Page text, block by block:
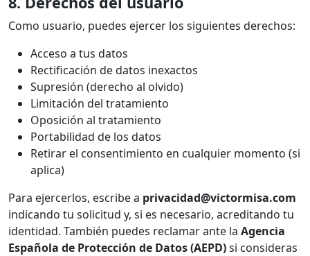
Como usuario, puedes ejercer los siguientes derechos:
Acceso a tus datos
Rectificación de datos inexactos
Supresión (derecho al olvido)
Limitación del tratamiento
Oposición al tratamiento
Portabilidad de los datos
Retirar el consentimiento en cualquier momento (si
aplica)
Para ejercerlos, escribe a privacidad@victormisa.com
indicando tu solicitud y, si es necesario, acreditando tu
identidad. También puedes reclamar ante la Agencia
Española de Protección de Datos (AEPD)si consideras